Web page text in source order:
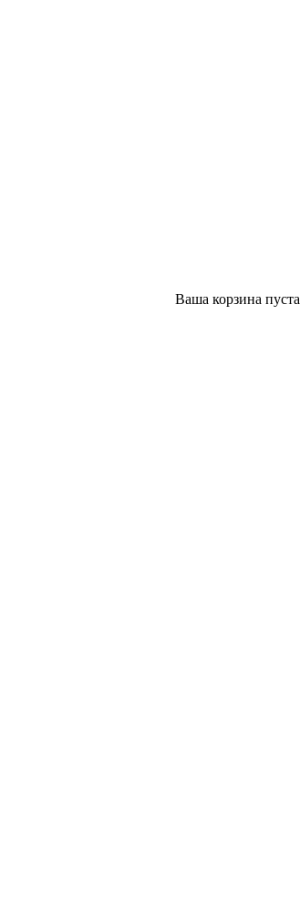
Ваша корзина пуста